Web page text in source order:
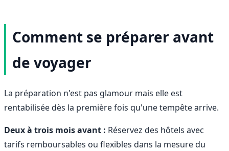
Comment se préparer avant
de voyager
La préparation n'est pas glamour mais elle est
rentabilisée dès la première fois qu'une tempête arrive.
Deux à trois mois avant : Réservez des hôtels avec
tarifs remboursables ou flexibles dans la mesure du